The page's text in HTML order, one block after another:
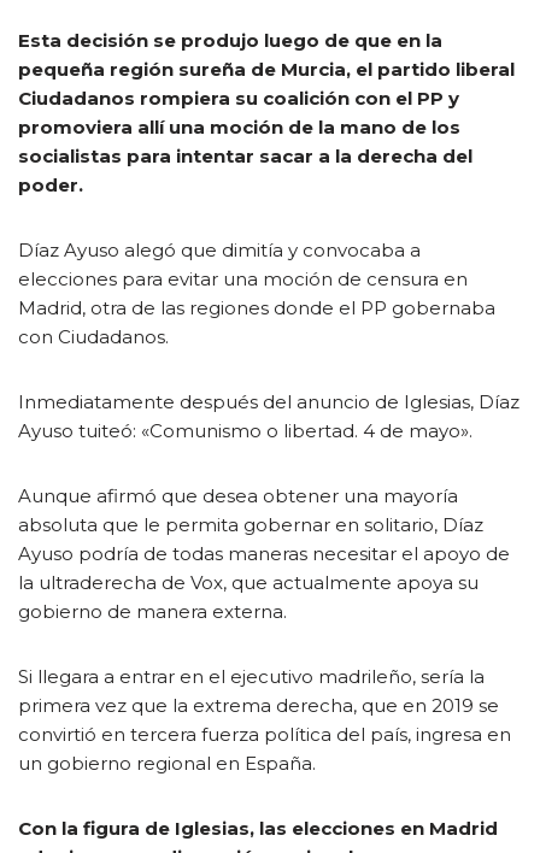
Esta decisión se produjo luego de que en la
pequeña región sureña de Murcia, el partido liberal
Ciudadanos rompiera su coalición con el PP y
promoviera allí una moción de la mano de los
socialistas para intentar sacar a la derecha del
poder.
Díaz Ayuso alegó que dimitía y convocaba a
elecciones para evitar una moción de censura en
Madrid, otra de las regiones donde el PP gobernaba
con Ciudadanos.
Inmediatamente después del anuncio de Iglesias, Díaz
Ayuso tuiteó: «Comunismo o libertad. 4 de mayo».
Aunque afirmó que desea obtener una mayoría
absoluta que le permita gobernar en solitario, Díaz
Ayuso podría de todas maneras necesitar el apoyo de
la ultraderecha de Vox, que actualmente apoya su
gobierno de manera externa.
Si llegara a entrar en el ejecutivo madrileño, sería la
primera vez que la extrema derecha, que en 2019 se
convirtió en tercera fuerza política del país, ingresa en
un gobierno regional en España.
Con la figura de Iglesias, las elecciones en Madrid